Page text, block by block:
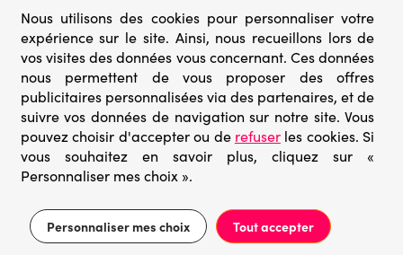
Prix conseillé 9,95€
2,99€ Ajouter au panier
› Conditions d’utilisation
› Confidentialité & Protection des Données
› Informations légales
Catégories
› Marques
› Derniers arrivages
› Puzzles mystères
› Prix minis
© Go-puzzle.fr 2026 – Tous droits réservés
Nous utilisons des cookies pour personnaliser votre
expérience sur le site. Ainsi, nous recueillons lors de
vos visites des données vous concernant. Ces données
nous permettent de vous proposer des offres
publicitaires personnalisées via des partenaires, et de
suivre vos données de navigation sur notre site. Vous
pouvez choisir d'accepter ou de refuserles cookies. Si
vous souhaitez en savoir plus, cliquez sur «
Personnaliser mes choix ».
Personnaliser mes choix Tout accepter